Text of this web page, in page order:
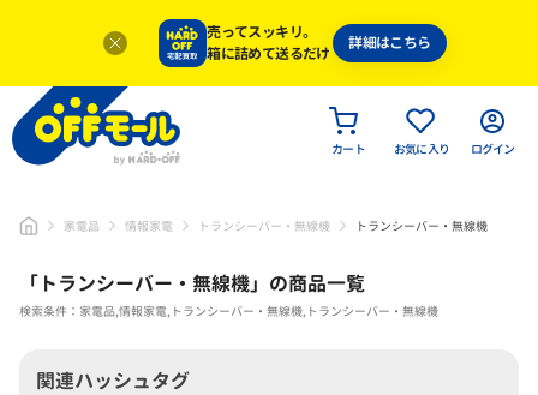
売ってスッキリ。
箱に詰めて送るだけ
詳細はこちら
カート お気に入り ログイン
家電品 情報家電 トランシーバー・無線機 トランシーバー・無線機
「 トランシーバー・無線機」 の商品一覧
検索条件：家電品,情報家電,トランシーバー・無線機,トランシーバー・無線機
関連ハッシュタグ